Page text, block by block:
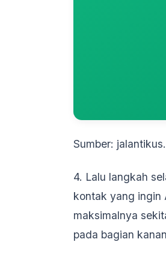
Sumber:
4. Lalu langkah
kontak yang ingin
maksimalnya
pada bagian